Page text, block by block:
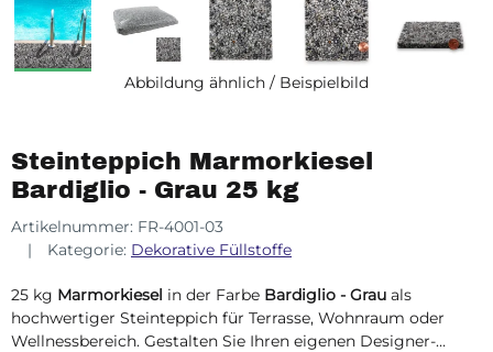
Abbildung ähnlich / Beispielbild
Steinteppich Marmorkiesel
Bardiglio - Grau 25 kg
Artikelnummer: FR-4001-03
Kategorie: Dekorative Füllstoffe
25 kg Marmorkiesel in der Farbe Bardiglio - Grau als
hochwertiger Steinteppich für Terrasse, Wohnraum oder
Wellnessbereich. Gestalten Sie Ihren eigenen Designer-